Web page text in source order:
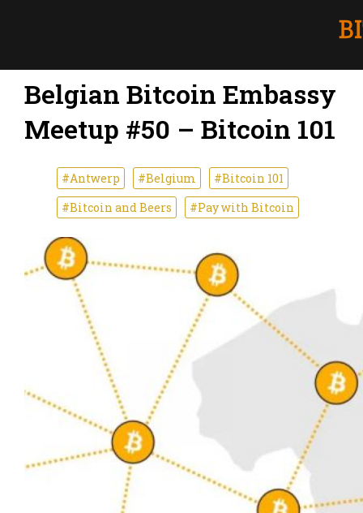
Belgian Bitcoin Embassy
Meetup #50 – Bitcoin 101
#Antwerp #Belgium
#Bitcoin 101
#Bitcoin and Beers
#Pay with Bitcoin